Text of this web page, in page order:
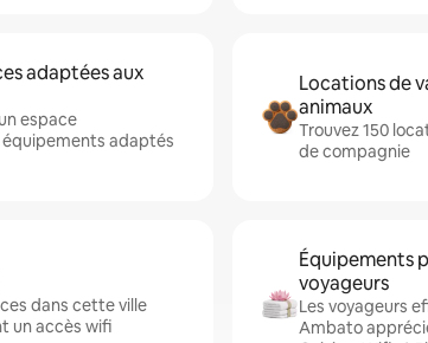
adaptées aux
espace
adaptés
Locations de
animaux
Trouvez 150
de compagnie
dans cette ville
un accès wifi
Équipements
voyageurs
Les voyageurs
Ambato